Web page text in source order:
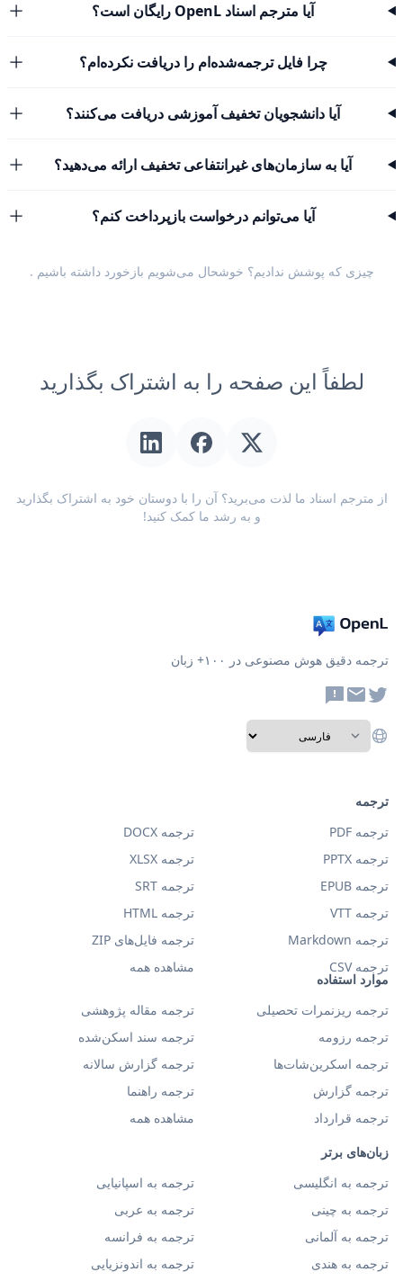
آیا مترجم اسناد OpenL رایگان است؟
چرا فایل ترجمه‌شده‌ام را دریافت نکرده‌ام؟
آیا دانشجویان تخفیف آموزشی دریافت می‌کنند؟
آیا به سازمان‌های غیرانتفاعی تخفیف ارائه می‌دهید؟
آیا می‌توانم درخواست بازپرداخت کنم؟
چیزی که پوشش ندادیم؟ خوشحال می‌شویم بازخورد داشته باشیم .
لطفاً این صفحه را به اشتراک بگذارید
از مترجم اسناد ما لذت می‌برید؟ آن را با دوستان خود به اشتراک بگذارید
و به رشد ما کمک کنید!
ترجمه دقیق هوش مصنوعی در ۱۰۰+ زبان
موارد استفاده
ترجمه ریزنمرات تحصیلی
ترجمه مقاله پژوهشی
ترجمه رزومه
ترجمه سند اسکن‌شده
ترجمه اسکرین‌شات‌ها
ترجمه گزارش سالانه
ترجمه گزارش
ترجمه راهنما
ترجمه قرارداد
مشاهده همه
زبان‌های برتر
ترجمه به انگلیسی
ترجمه به اسپانیایی
ترجمه به چینی
ترجمه به عربی
ترجمه به آلمانی
ترجمه به فرانسه
ترجمه به هندی
ترجمه به اندونزیایی
ترجمه
ترجمه PDF
ترجمه DOCX
ترجمه PPTX
ترجمه XLSX
ترجمه EPUB
ترجمه SRT
ترجمه VTT
ترجمه HTML
ترجمه Markdown
ترجمه فایل‌های ZIP
ترجمه CSV
مشاهده همه